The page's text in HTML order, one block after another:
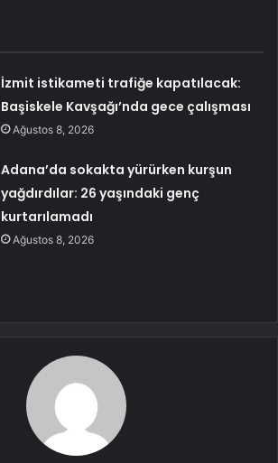
İzmit istikameti trafiğe kapatılacak:
Başiskele Kavşağı’nda gece çalışması
Ağustos 8, 2026
Adana’da sokakta yürürken kurşun
yağdırdılar: 26 yaşındaki genç
kurtarılamadı
Ağustos 8, 2026